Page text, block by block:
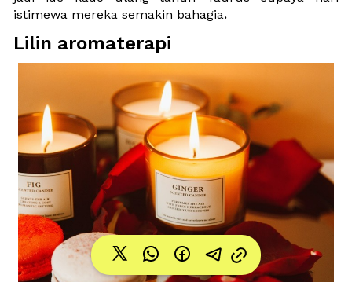
istimewa mereka semakin bahagia.
Lilin aromaterapi